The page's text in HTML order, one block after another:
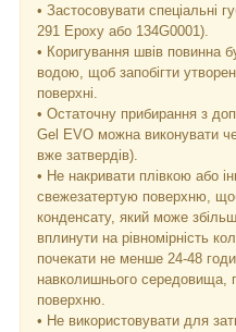
• Застосовувати спеціальні
291 Epoxy або 134G0001).
• Коригування швів повинна
водою, щоб запобігти
поверхні.
• Остаточну прибирання з
Gel EVO можна виконувати
вже затвердів).
• Не накривати плівкою або
свежезатертую поверхню,
конденсату, який може
вплинути на рівномірність
почекати не менше 24-48
навколишнього середовища,
поверхню.
• Не використовувати для